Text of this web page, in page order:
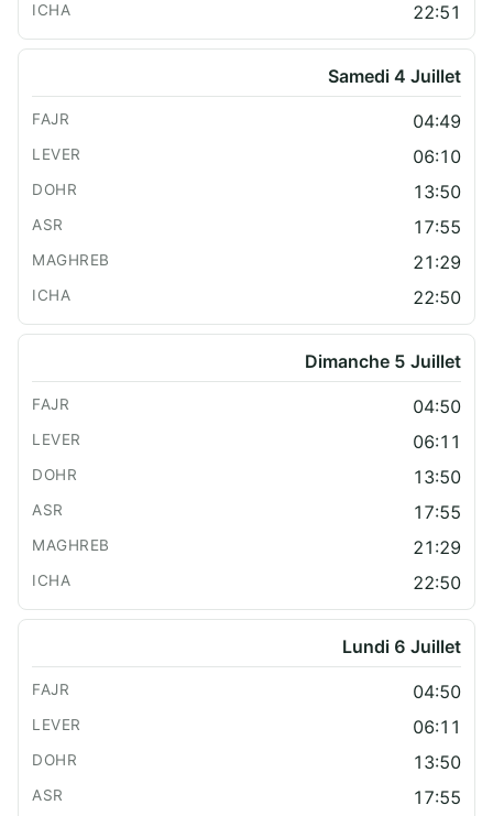
22:51
Samedi 4 Juillet
04:49
06:10
13:50
17:55
21:29
22:50
Dimanche 5 Juillet
04:50
06:11
13:50
17:55
21:29
22:50
Lundi 6 Juillet
04:50
06:11
13:50
17:55